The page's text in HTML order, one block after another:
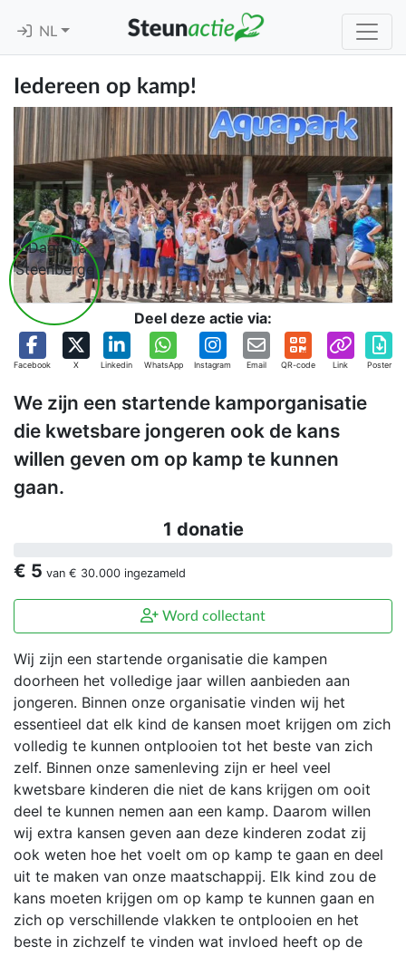
NL
Iedereen op kamp!
Deel deze actie via:
Facebook X Linkedin WhatsApp Instagram Email QR-code Link Poster
We zijn een startende kamporganisatie
die kwetsbare jongeren ook de kans
willen geven om op kamp te kunnen
gaan.
1 donatie
€ 5 van € 30.000 ingezameld
Word collectant
Wij zijn een startende organisatie die kampen
doorheen het volledige jaar willen aanbieden aan
jongeren. Binnen onze organisatie vinden wij het
essentieel dat elk kind de kansen moet krijgen om zich
volledig te kunnen ontplooien tot het beste van zich
zelf. Binnen onze samenleving zijn er heel veel
kwetsbare kinderen die niet de kans krijgen om ooit
deel te kunnen nemen aan een kamp. Daarom willen
wij extra kansen geven aan deze kinderen zodat zij
ook weten hoe het voelt om op kamp te gaan en deel
uit te maken van onze maatschappij. Elk kind zou de
kans moeten krijgen om op kamp te kunnen gaan en
zich op verschillende vlakken te ontplooien en het
beste in zichzelf te vinden wat invloed heeft op de